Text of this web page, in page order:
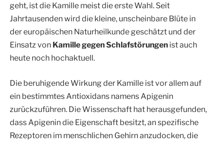
geht, ist die Kamille meist die erste Wahl. Seit
Jahrtausenden wird die kleine, unscheinbare Blüte in
der europäischen Naturheilkunde geschätzt und der
Einsatz von Kamille gegen Schlafstörungen ist auch
heute noch hochaktuell.
Die beruhigende Wirkung der Kamille ist vor allem auf
ein bestimmtes Antioxidans namens Apigenin
zurückzuführen. Die Wissenschaft hat herausgefunden,
dass Apigenin die Eigenschaft besitzt, an spezifische
Rezeptoren im menschlichen Gehirn anzudocken, die